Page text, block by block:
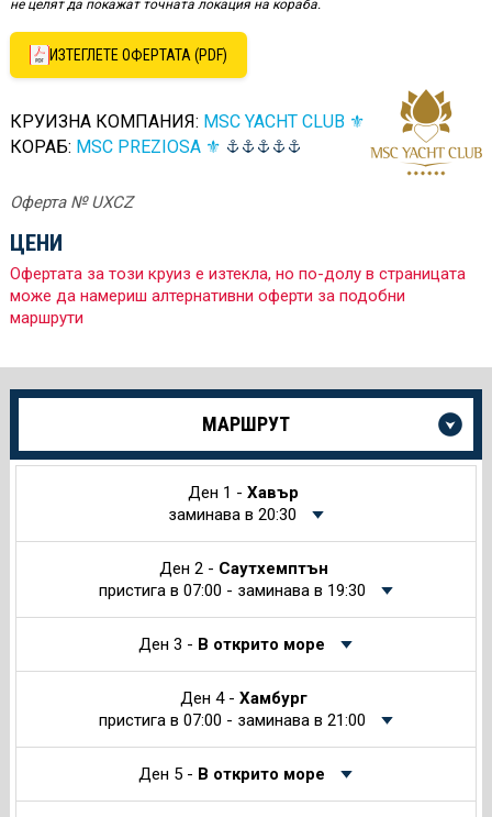
не целят да покажат точната локация на кораба.
ИЗТЕГЛЕТЕ ОФЕРТАТА (PDF)
КРУИЗНА КОМПАНИЯ: MSC YACHT CLUB ⚜
КОРАБ: MSC PREZIOSA ⚜
Оферта № UXCZ
ЦЕНИ
Офертата за този круиз е изтекла, но по-долу в страницата
може да намериш алтернативни оферти за подобни
маршрути
Още
за
МАРШРУТ
Ден 1 -Хавър
заминава в 20:30
Ден 2 - Саутхемптън
пристига в 07:00 - заминава в 19:30
Ден 3 - В открито море
Ден 4 - Хамбург
пристига в 07:00 - заминава в 21:00
Ден 5 - В открито море